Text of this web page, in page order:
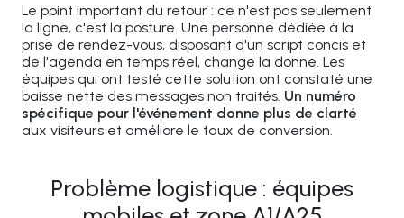
Le point important du retour : ce n'est pas seulement
la ligne, c'est la posture. Une personne dédiée à la
prise de rendez-vous, disposant d'un script concis et
de l'agenda en temps réel, change la donne. Les
équipes qui ont testé cette solution ont constaté une
baisse nette des messages non traités. Un numéro
spécifique pour l'événement donne plus de clarté
aux visiteurs et améliore le taux de conversion.
Problème logistique : équipes